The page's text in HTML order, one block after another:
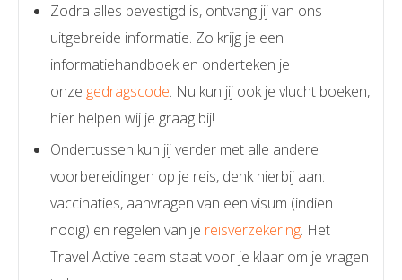
Zodra alles bevestigd is, ontvang jij van ons
uitgebreide informatie. Zo krijg je een
informatiehandboek en onderteken je
onze gedragscode. Nu kun jij ook je vlucht boeken,
hier helpen wij je graag bij!
Ondertussen kun jij verder met alle andere
voorbereidingen op je reis, denk hierbij aan:
vaccinaties, aanvragen van een visum (indien
nodig) en regelen van je reisverzekering. Het
Travel Active team staat voor je klaar om je vragen